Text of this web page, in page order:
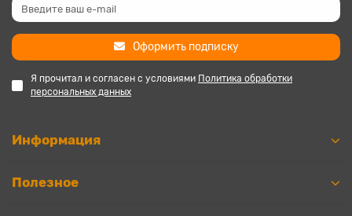
Оформить подписку
Я прочитал и согласен с условиями Политика обработки
персональных данных
Информация
Полезное